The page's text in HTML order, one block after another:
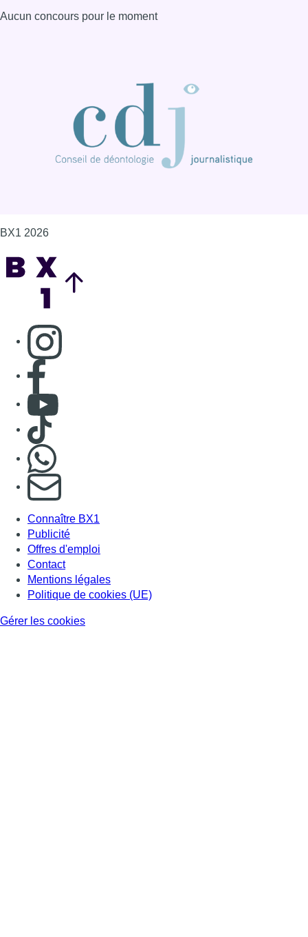
Aucun concours pour le moment
BX1 2026
Consulter page Instagram
Consulter page Facebook
Consulter Youtube
Consulter TikTok
S'abonner à notre newsletter
Connaître BX1
Publicité
Offres d'emploi
Contact
Mentions légales
Politique de cookies (UE)
Gérer les cookies